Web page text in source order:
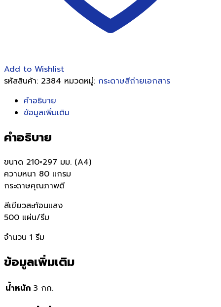
Add to Wishlist
รหัสสินค้า: 2384 หมวดหมู่: กระดาษสีถ่ายเอกสาร
คำอธิบาย
ข้อมูลเพิ่มเติม
คำอธิบาย
ขนาด 210×297 มม. (A4)
ความหนา 80 แกรม
กระดาษคุณภาพดี
สีเขียวสะท้อนแสง
500 แผ่น/รีม
จำนวน 1 รีม
ข้อมูลเพิ่มเติม
น้ำหนัก 3 กก.